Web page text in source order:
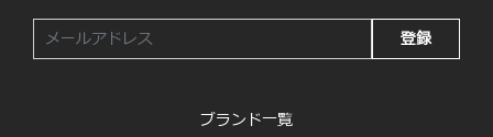
登録
ブランド一覧